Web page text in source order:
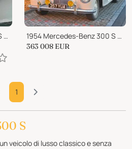
1953 Mercedes-Benz 300 S Coupe 1954 Mercedes-Benz 300 S W188
363 008 EUR
1
S
veicolo di lusso classico e senza